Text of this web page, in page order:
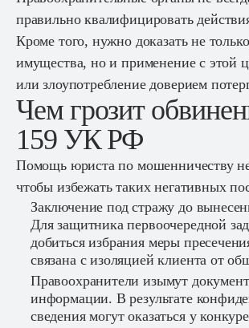
правильно квалифицировать
Кроме того, нужно доказать не
имущества, но и применение с этой
или злоупотребление доверием
Чем грозит
159 УК РФ
Помощь юриста по мошенничеству
чтобы избежать таких негативных
Заключение под стражу до
Для защитника первоочередной
добиться избрания меры
связана с изоляцией клиента от
Правоохранители изымут
информации. В результате
сведения могут оказаться у